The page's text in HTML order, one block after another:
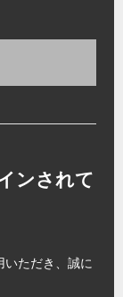
ンされて
いただき、誠に